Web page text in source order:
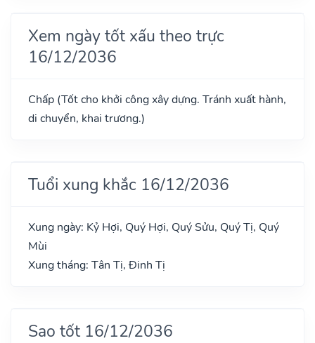
Xem ngày tốt xấu theo trực
16/12/2036
Chấp (Tốt cho khởi công xây dựng. Tránh xuất hành,
di chuyển, khai trương.)
Tuổi xung khắc 16/12/2036
Xung ngày: Kỷ Hợi, Quý Hợi, Quý Sửu, Quý Tị, Quý
Mùi
Xung tháng: Tân Tị, Đinh Tị
Sao tốt 16/12/2036